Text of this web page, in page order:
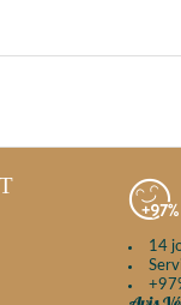
14